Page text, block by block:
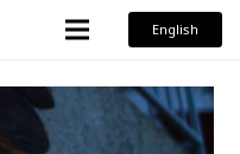
English